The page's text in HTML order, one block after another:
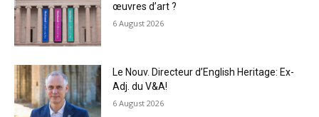
œuvres d’art ?
6 August 2026
Le Nouv. Directeur d’English Heritage: Ex-
Adj. du V&A!
6 August 2026